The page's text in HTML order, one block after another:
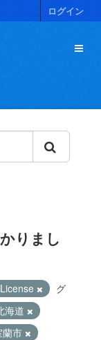
ログイン
りまし
グ
海道
蘭市